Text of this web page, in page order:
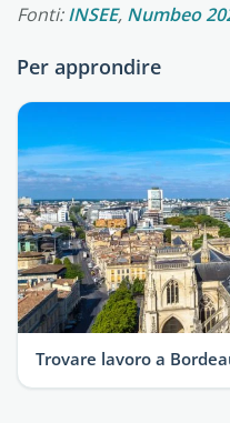
Fonti:INSEE, Numbeo
Per approndire
Trovare lavoro a